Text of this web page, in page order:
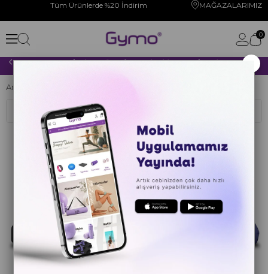
Tüm Ürünlerde %20 İndirim MAĞAZALARIMIZ
0
2000 TL VE ÜZERİ YAPACAĞINIZ TÜM ALIŞVERİŞLERİNİZDE KARGO ÜCRETSİZ!
Anasayfa
Sıralama